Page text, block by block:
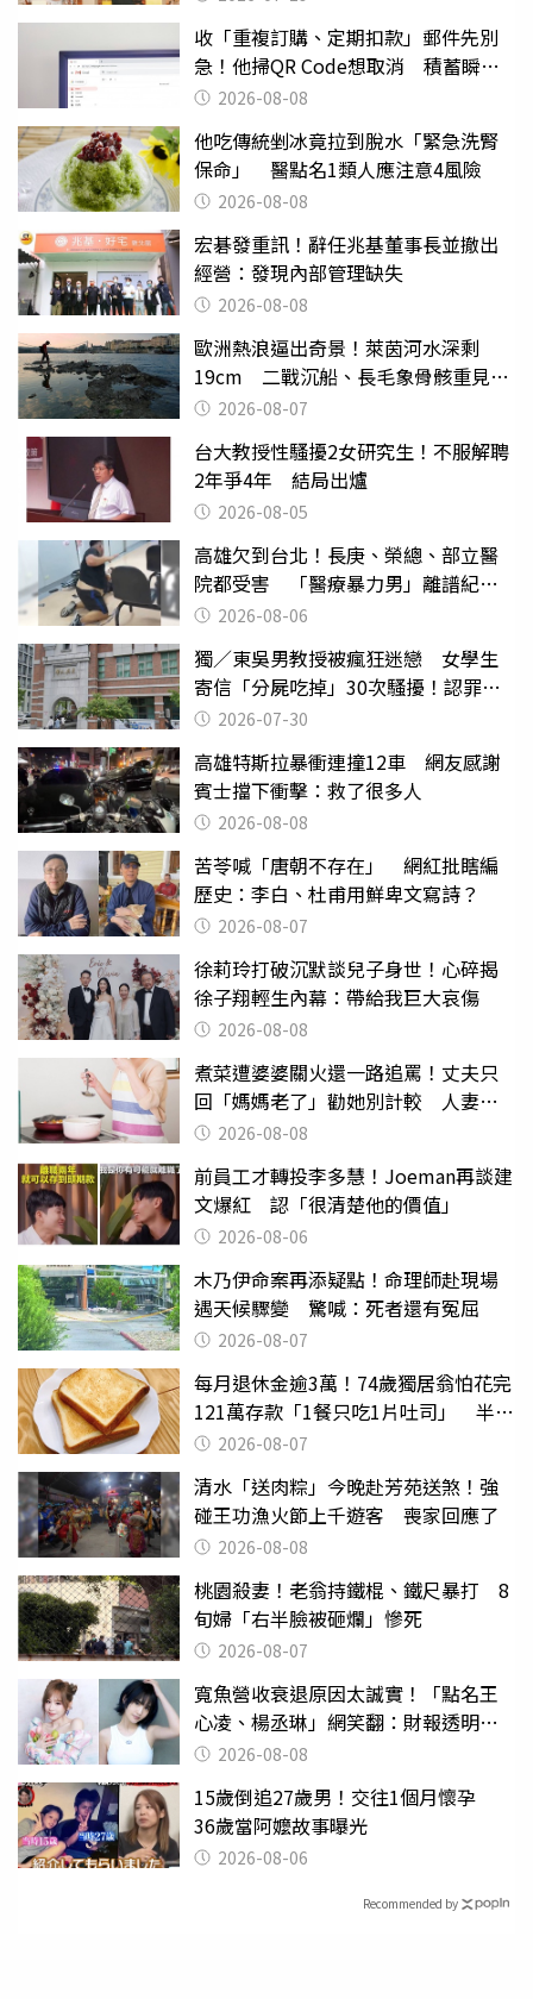
收「重複訂購、定期扣款」郵件先別
急！他掃QR Code想取消 積蓄瞬間
蒸發2026-08-08
他吃傳統剉冰竟拉到脫水「緊急洗腎
保命」 醫點名1類人應注意4風險
2026-08-08
宏碁發重訊！辭任兆基董事長並撤出
經營：發現內部管理缺失
2026-08-08
歐洲熱浪逼出奇景！萊茵河水深剩
19cm 二戰沉船、長毛象骨骸重見天
日 2026-08-07
台大教授性騷擾2女研究生！不服解聘
2年爭4年 結局出爐
2026-08-05
高雄欠到台北！長庚、榮總、部立醫
院都受害 「醫療暴力男」離譜紀錄
曝光2026-08-06
獨／東吳男教授被瘋狂迷戀 女學生
寄信「分屍吃掉」30次騷擾！認罪免
關 2026-07-30
高雄特斯拉暴衝連撞12車 網友感謝
賓士擋下衝擊：救了很多人
2026-08-08
苦苓喊「唐朝不存在」 網紅批瞎編
歷史：李白、杜甫用鮮卑文寫詩？
2026-08-07
徐莉玲打破沉默談兒子身世！心碎揭
徐子翔輕生內幕：帶給我巨大哀傷
2026-08-08
煮菜遭婆婆關火還一路追罵！丈夫只
回「媽媽老了」勸她別計較 人妻超
崩潰：我像台傭
2026-08-08
前員工才轉投李多慧！Joeman再談建
文爆紅 認「很清楚他的價值」
2026-08-06
木乃伊命案再添疑點！命理師赴現場
遇天候驟變 驚喊：死者還有冤屈
2026-08-07
每月退休金逾3萬！74歲獨居翁怕花完
121萬存款「1餐只吃1片吐司」 半年
後暴瘦嚇壞女兒
2026-08-07
清水「送肉粽」今晚赴芳苑送煞！強
碰王功漁火節上千遊客 喪家回應了
2026-08-08
桃園殺妻！老翁持鐵棍、鐵尺暴打 8
旬婦「右半臉被砸爛」慘死
2026-08-07
寬魚營收衰退原因太誠實！「點名王
心凌、楊丞琳」網笑翻：財報透明度
滿分2026-08-08
15歲倒追27歲男！交往1個月懷孕
36歲當阿嬤故事曝光
2026-08-06
Recommended by